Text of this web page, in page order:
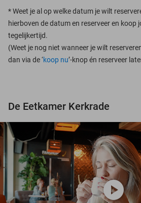
*Weet je al op welke datum je wilt
hierboven de datum en reserveer en koop
tegelijkertijd.
(Weet je nog niet wanneer je wilt
dan via de ‘koop nu’-knop én reserveer
De Eetkamer Kerkrade
play_circle